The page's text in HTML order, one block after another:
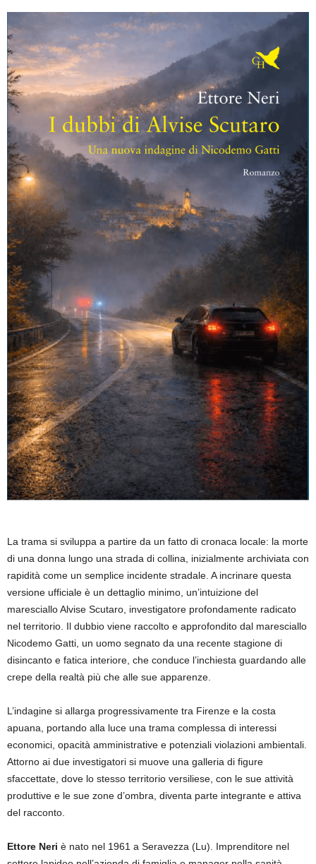
La trama si sviluppa a partire da un fatto di cronaca locale: la morte
di una donna lungo una strada di collina, inizialmente archiviata con
rapidità come un semplice incidente stradale. A incrinare questa
versione ufficiale è un dettaglio minimo, un’intuizione del
maresciallo Alvise Scutaro, investigatore profondamente radicato
nel territorio. Il dubbio viene raccolto e approfondito dal maresciallo
Nicodemo Gatti, un uomo segnato da una recente stagione di
disincanto e fatica interiore, che conduce l’inchiesta guardando alle
crepe della realtà più che alle sue apparenze.
L’indagine si allarga progressivamente tra Firenze e la costa
apuana, portando alla luce una trama complessa di interessi
economici, opacità amministrative e potenziali violazioni ambientali.
Attorno ai due investigatori si muove una galleria di figure
sfaccettate, dove lo stesso territorio versiliese, con le sue attività
produttive e le sue zone d’ombra, diventa parte integrante e attiva
del racconto.
Ettore Neri è nato nel 1961 a Seravezza (Lu). Imprenditore nel